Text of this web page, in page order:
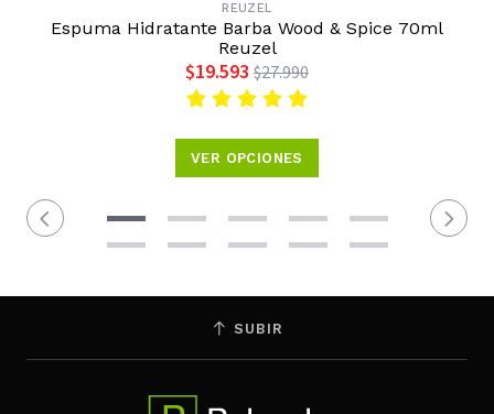
REUZEL
Espuma Hidratante Barba Wood & Spice 70ml
Reuzel
$19.593 $27.990
VER OPCIONES
SUBIR